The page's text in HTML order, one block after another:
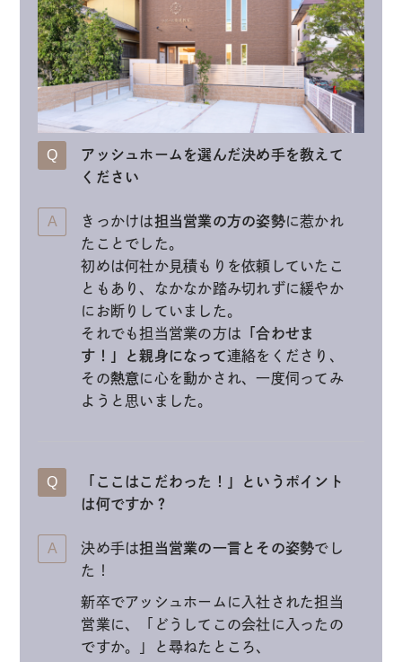
アッシュホームを選んだ決め手を教えて
ください
きっかけは担当営業の方の姿勢に惹かれ
たことでした。
初めは何社か見積もりを依頼していたこ
ともあり、なかなか踏み切れずに緩やか
にお断りしていました。
それでも担当営業の方は 「合わせま
す！」と親身になって連絡をくださり、
その熱意に心を動かされ、一度伺ってみ
ようと思いました。
「ここはこだわった！」というポイント
は何ですか？
決め手は担当営業の一言とその姿勢でし
た！
新卒でアッシュホームに入社された担当
営業に、「どうしてこの会社に入ったの
ですか。」と尋ねたところ、